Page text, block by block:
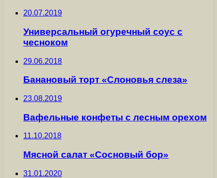
20.07.2019
Универсальный огуречный соус с
чесноком
29.06.2018
Банановый торт «Слоновья слеза»
23.08.2019
Вафельные конфеты с лесным орехом
11.10.2018
Мясной салат «Сосновый бор»
31.01.2020